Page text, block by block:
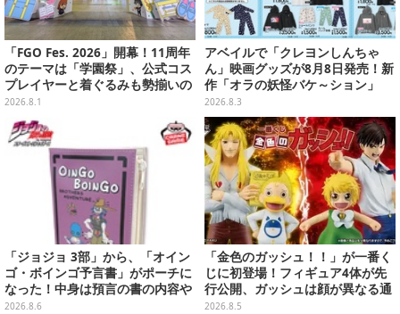
「FGO Fes. 2026」開幕！11周年
のテーマは「学園祭」、公式コス
プレイヤーと着ぐるみも勢揃いの
カルデア学園はお祭り一色
2026.8.1
アベイルで「クレヨンしんちゃ
ん」映画グッズが8月8日発売！新
作「オラの妖怪バケ～ション」
や、「ヘンダーランド」「暗黒タ
マタマ」などをフィーチャー
2026.8.3
「ジョジョ 3部」から、「オイン
ゴ・ボインゴ予言書」がポーチに
なった！中身は預言の書の内容や
アニメ総柄デザインをプリント
2026.8.6
「金色のガッシュ！！」が一番く
じに初登場！フィギュア4体が先
行公開、ガッシュは顔が異なる通
常/ザケルver.の2種
2026.8.5